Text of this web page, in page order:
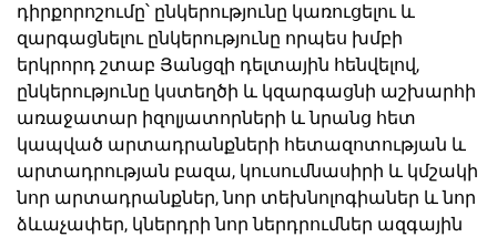
դիրքորոշումը՝ ընկերությունը կառուցելու և
զարգացնելու ընկերությունը որպես խմբի
երկրորդ շտաբ Յանցզի դելտային հենվելով,
ընկերությունը կստեղծի և կզարգացնի աշխարհի
առաջատար իզոլյատորների և նրանց հետ
կապված արտադրանքների հետազոտության և
արտադրության բազա, կուսումնասիրի և կմշակի
նոր արտադրանքներ, նոր տեխնոլոգիաներ և նոր
ձևաչափեր, կներդրի նոր ներդրումներ ազգային